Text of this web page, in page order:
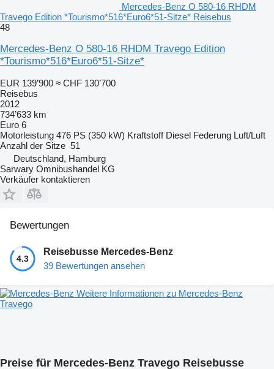
Mercedes-Benz O 580-16 RHDM
Travego Edition *Tourismo*516*Euro6*51-Sitze* Reisebus
48
Mercedes-Benz O 580-16 RHDM Travego Edition
*Tourismo*516*Euro6*51-Sitze*
EUR 139’900 ≈ CHF 130’700
Reisebus
2012
734’633 km
Euro 6
Motorleistung 476 PS (350 kW) Kraftstoff Diesel Federung Luft/Luft
Anzahl der Sitze 51
Deutschland, Hamburg
Sarwary Omnibushandel KG
Verkäufer kontaktieren
Bewertungen
4.3
Reisebusse Mercedes-Benz
39 Bewertungen ansehen
Weitere Informationen zu Mercedes-Benz
Travego
Preise für Mercedes-Benz Travego Reisebusse